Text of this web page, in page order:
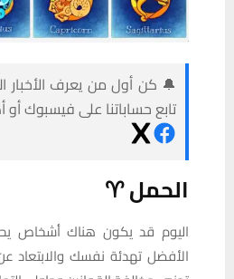
🔔 كن أول من يعرف الأخبار
تابع حساباتنا على فيسبوك
الحمل ♈
اليوم قد يكون هناك أشخاص
الأفضل تهدئة نفسك والابتعاد